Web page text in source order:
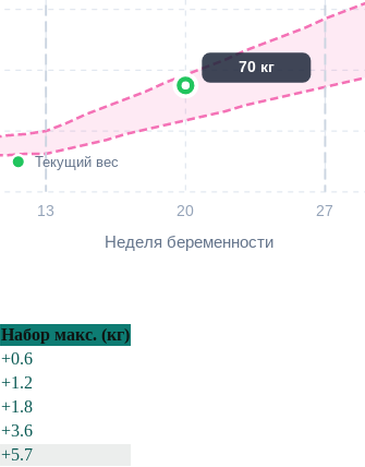
13 20 27
Неделя беременности
70кг
Текущий вес
Набор макс. (кг)
+0.6
+1.2
+1.8
+3.6
+5.7